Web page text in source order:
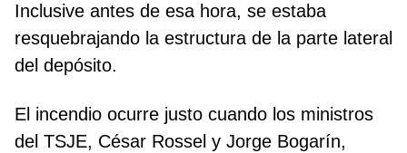
Inclusive antes de esa hora, se estaba
resquebrajando la estructura de la parte lateral
del depósito.
El incendio ocurre justo cuando los ministros
del TSJE, César Rossel y Jorge Bogarín,